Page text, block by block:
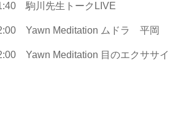
駒川先生トークLIVE
Yawn Meditation ムドラ 平岡
Yawn Meditation 目のエクササイ